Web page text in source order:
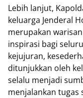
Lebih lanjut,
keluarga Jenderal
merupakan
inspirasi bagi
kejujuran,
ditunjukkan oleh
selalu menjadi
menjalankan tugas